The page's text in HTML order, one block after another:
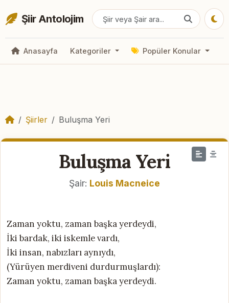
Şiir Antolojim
Anasayfa Kategoriler Popüler Konular
Şiirler Buluşma Yeri
Buluşma Yeri
Şair: Louis Macneice
Zaman yoktu, zaman başka yerdeydi,
İki bardak, iki iskemle vardı,
İki insan, nabızları aynıydı,
(Yürüyen merdiveni durdurmuşlardı):
Zaman yoktu, zaman başka yerdeydi.